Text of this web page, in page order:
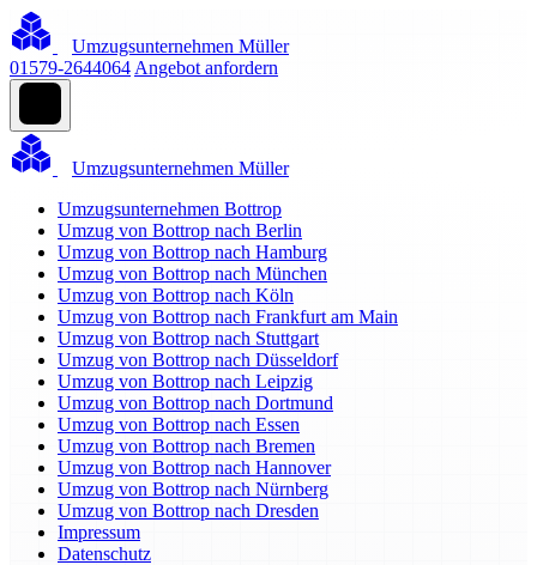
Umzugsunternehmen Müller
01579-2644064 Angebot anfordern
Umzugsunternehmen Müller
Umzugsunternehmen Bottrop
Umzug von Bottrop nach Berlin
Umzug von Bottrop nach Hamburg
Umzug von Bottrop nach München
Umzug von Bottrop nach Köln
Umzug von Bottrop nach Frankfurt am Main
Umzug von Bottrop nach Stuttgart
Umzug von Bottrop nach Düsseldorf
Umzug von Bottrop nach Leipzig
Umzug von Bottrop nach Dortmund
Umzug von Bottrop nach Essen
Umzug von Bottrop nach Bremen
Umzug von Bottrop nach Hannover
Umzug von Bottrop nach Nürnberg
Umzug von Bottrop nach Dresden
Impressum
Datenschutz